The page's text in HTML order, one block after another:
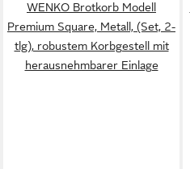
WENKO Brotkorb Modell
Premium Square, Metall, (Set, 2-
tlg), robustem Korbgestell mit
herausnehmbarer Einlage